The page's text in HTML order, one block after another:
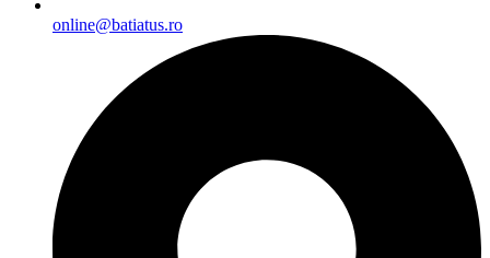
online@batiatus.ro